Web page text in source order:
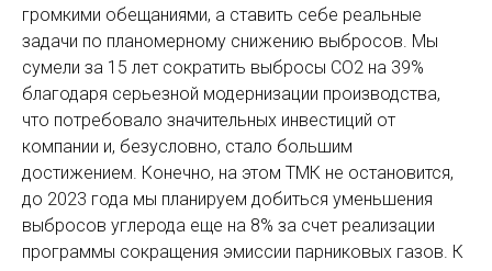
громкими обещаниями, а ставить себе реальные
задачи по планомерному снижению выбросов. Мы
сумели за 15 лет сократить выбросы СО2 на 39%
благодаря серьезной модернизации производства,
что потребовало значительных инвестиций от
компании и, безусловно, стало большим
достижением. Конечно, на этом ТМК не остановится,
до 2023 года мы планируем добиться уменьшения
выбросов углерода еще на 8% за счет реализации
программы сокращения эмиссии парниковых газов. К